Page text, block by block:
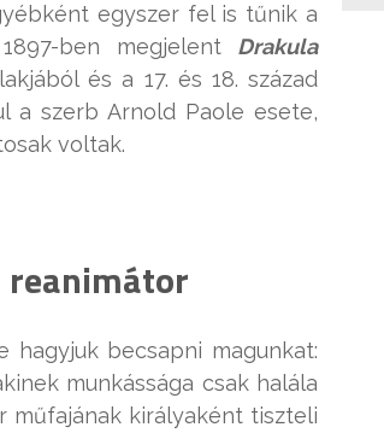
egyszer fel is tűnik a
ben megjelent Drakula
és a 17. és 18. század
a szerb Arnold Paole esete,
voltak.
reanimátor
becsapni magunkat:
munkássága csak halála
műfajának királyaként tiszteli